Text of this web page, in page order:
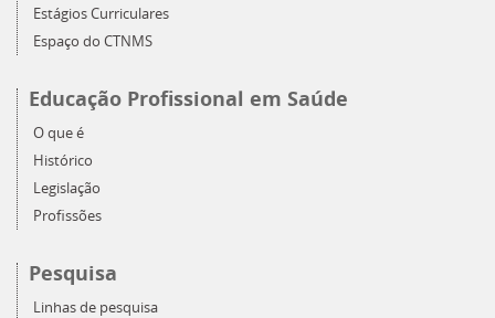
Estágios Curriculares
Espaço do CTNMS
Educação Profissional em Saúde
O que é
Histórico
Legislação
Profissões
Pesquisa
Linhas de pesquisa